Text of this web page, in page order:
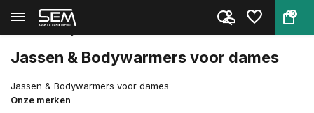
0
Terug Home
Dames
Jassen & Bodywarmers voor dames
Jassen & Bodywarmers voor dames
Onze merken